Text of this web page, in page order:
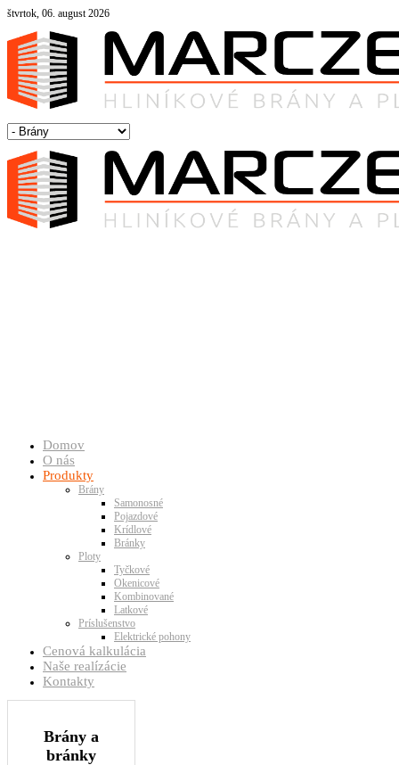
štvrtok, 06. august 2026
Domov
O nás
Produkty
Brány
Samonosné
Pojazdové
Krídlové
Bránky
Ploty
Tyčkové
Okenicové
Kombinované
Latkové
Príslušenstvo
Elektrické pohony
Cenová kalkulácia
Naše realízácie
Kontakty
Brány a
bránky